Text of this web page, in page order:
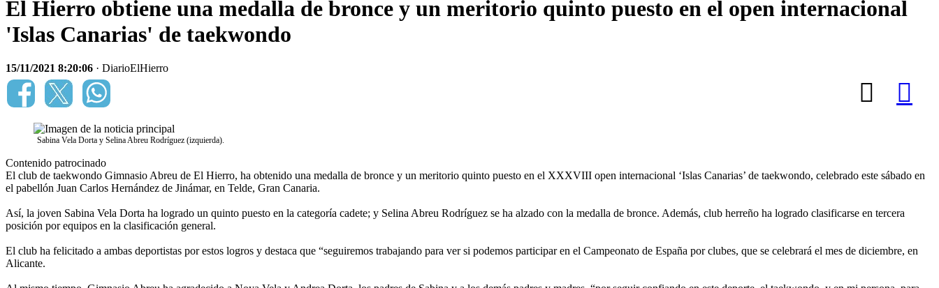
El Hierro obtiene una medalla de bronce y un meritorio quinto puesto en el open internacional
'Islas Canarias' de taekwondo
15/11/2021 8:20:06 · DiarioElHierro
Sabina Vela Dorta y Selina Abreu Rodríguez (izquierda).
Contenido patrocinado
El club de taekwondo Gimnasio Abreu de El Hierro, ha obtenido una medalla de bronce y un meritorio quinto puesto en el XXXVIII open internacional ‘Islas Canarias’ de taekwondo, celebrado este sábado en
el pabellón Juan Carlos Hernández de Jinámar, en Telde, Gran Canaria.
Así, la joven Sabina Vela Dorta ha logrado un quinto puesto en la categoría cadete; y Selina Abreu Rodríguez se ha alzado con la medalla de bronce. Además, club herreño ha logrado clasificarse en tercera
posición por equipos en la clasificación general.
El club ha felicitado a ambas deportistas por estos logros y destaca que “seguiremos trabajando para ver si podemos participar en el Campeonato de España por clubes, que se celebrará el mes de diciembre, en
Alicante.